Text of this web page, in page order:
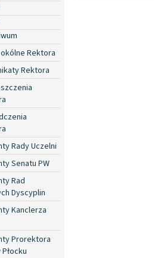
Rektora
Rektora
Rady Uczelni
Senatu PW
Rad
Dyscyplin
Kanclerza
Prorektora